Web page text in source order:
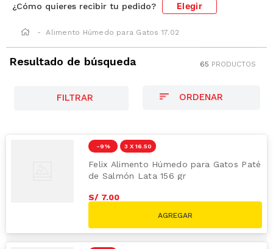
¿Cómo quieres recibir tu pedido? Elegir
Alimento Húmedo para Gatos 17.02
Resultado de búsqueda 65 PRODUCTOS
FILTRAR
-9 % 3 X 16.50
Felix Alimento Húmedo para Gatos Paté
de Salmón Lata 156 gr
S/ 7.00